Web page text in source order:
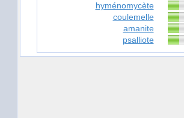
hyménomycète
coulemelle
amanite
psalliote